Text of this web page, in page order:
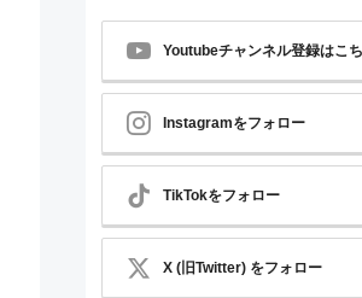
Youtubeチャンネル登録はこ
Instagramをフォロー
TikTokをフォロー
X (旧Twitter) をフォロー